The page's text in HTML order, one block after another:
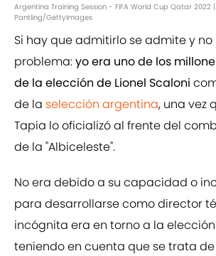
Argentina Training Session - FIFA World Cup Qatar 2022
Pantling/GettyImages
Si hay que admitirlo se admite y
problema:yo era uno de los
de la elección de Lionel Scaloni
de la selección argentina, una vez
Tapia lo oficializó al frente del
de la "Albiceleste".
No era debido a su capacidad o
para desarrollarse como director
incógnita era en torno a la elección
teniendo en cuenta que se trata